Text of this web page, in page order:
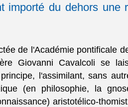
importé du dehors une
de l'Académie pontificale
Giovanni Cavalcoli se
l'assimilant, sans
(en philosophie, la
aristotélico-